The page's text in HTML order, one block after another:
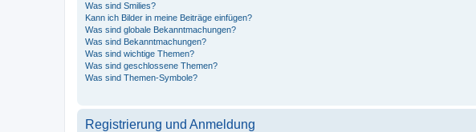
Was sind Smilies?
Kann ich Bilder in meine Beiträge einfügen?
Was sind globale Bekanntmachungen?
Was sind Bekanntmachungen?
Was sind wichtige Themen?
Was sind geschlossene Themen?
Was sind Themen-Symbole?
Registrierung und Anmeldung